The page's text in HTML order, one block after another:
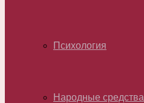
Психология
Народные средства